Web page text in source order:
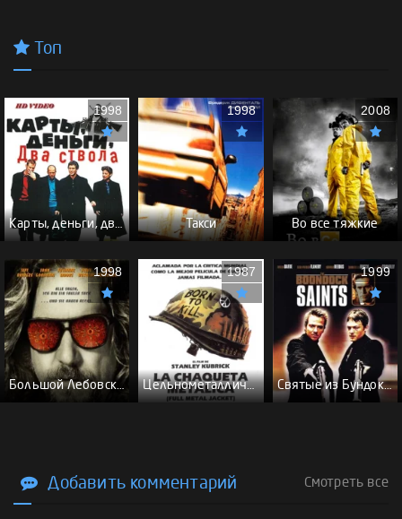
Топ
Карты, деньги, два ствола - (Перевод Гоблина)
1998
Такси
1998
Во все тяжкие
2008
Большой Лебовски - (Перевод Гоблина)
1998
Цельнометаллическая оболочка - (Перевод Гоблина)
1987
Святые из Бундока \ Святые из трущоб - (Перевод Гоблина)
1999
Добавить комментарий Смотреть все